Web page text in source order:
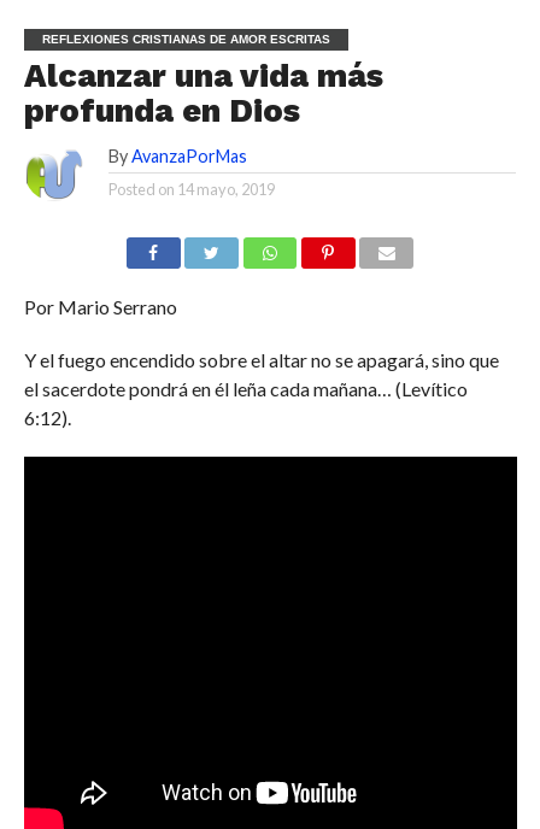
REFLEXIONES CRISTIANAS DE AMOR ESCRITAS
Alcanzar una vida más
profunda en Dios
By AvanzaPorMas
Posted on 14 mayo, 2019
Por Mario Serrano
Y el fuego encendido sobre el altar no se apagará, sino que
el sacerdote pondrá en él leña cada mañana… (Levítico
6:12).